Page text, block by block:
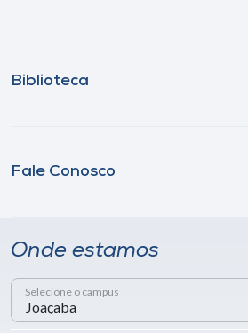
Biblioteca
Fale Conosco
Onde estamos
Selecione o campus